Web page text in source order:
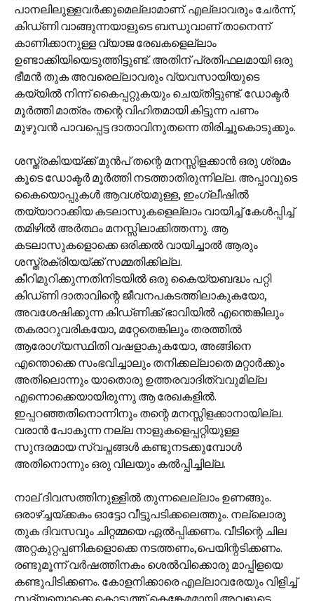
പാനലിലുള്ളവര്‍ക്കുമെല്ലാമാണ്. എല്ലാവരും ചേര്‍ന്ന്,
കിഡ്‌ണി വാങ്ങുന്നയാളുടെ ബന്ധുവാണ് താനെന്ന്
കാണിക്കാനുള്ള വ്യാജ രേഖകളെല്ലാം
ഉണ്ടാക്കിയിയെടുത്തിട്ടുണ്ട്. അതിന് പ്രതിഫലമായി ഒരു
ഭീമന്‍ തുക അവരെല്ലാവരും വ്യവസായിയുടെ
കയ്യില്‍ നിന്ന് കൈപ്പറ്റുകയും ചെയ്തിട്ടുണ്ട്. ഡോക്ടര്‍
മൂര്‍ത്തി മാത്രം തന്റെ വിഹിതമായി കിട്ടുന്ന പണം
മുഴുവന്‍ പാവപ്പെട്ട ദാതാവിനുതന്നെ തിരിച്ചുകൊടുക്കും.
ശസ്ത്രകിയയ്ക്ക് മുന്‍പ് തന്റെ മനസ്സിളക്കാന്‍ ഒരു ശ്രമം
കൂടെ ഡോക്ടര്‍ മൂര്‍ത്തി നടത്താതിരുന്നില്ല. അപ്പാവുടെ
കൈയൊപ്പുകള്‍ ആവശ്യമുള്ള, ഇംഗ്ലീഷില്‍
തയ്യാറാക്കിയ കടലാസുകളെല്ലാം വായിച്ച് കേള്‍പ്പിച്ച്
തമിഴില്‍ അര്‍ത്ഥം മനസ്സിലാക്കിത്തന്നു. ആ
കടലാസുകളൊക്കെ ഒരിക്കല്‍ വായിച്ചാല്‍ ആരും
ശസ്ത്രക്രിയയ്ക്ക് സമ്മതിക്കില്ല.
കീറിമുറിക്കുന്നതിനിടയില്‍ ഒരു കൈയ്യബദ്ധം പറ്റി
കിഡ്‌ണി ദാതാവിന്റെ ജീവനപകടത്തിലാകുകയോ,
അവശേഷിക്കുന്ന കിഡ്‌ണിക്ക് ഭാവിയില്‍ എന്തെങ്കിലും
തകരാറുവരികയോ, മറ്റേതെങ്കിലും തരത്തില്‍
ആരോഗ്യസ്ഥിതി വഷളാകുകയോ, അങ്ങിനെ
എന്തൊക്കെ സംഭവിച്ചാലും തനിക്കല്ലാതെ മറ്റാര്‍ക്കും
അതിലൊന്നും യാതൊരു ഉത്തരവാദിത്വവുമില്ല
എന്നൊക്കെയായിരുന്നു ആ രേഖകളില്‍.
ഇപ്പറഞ്ഞതിനൊന്നിനും തന്റെ മനസ്സിളക്കാനായില്ല.
വരാന്‍ പോകുന്ന നല്ല നാളുകളെപ്പറ്റിയുള്ള
സുന്ദരമായ സ്വപ്നങ്ങള്‍ കണ്ടുനടക്കുമ്പോള്‍
അതിനൊന്നും ഒരു വിലയും കല്‍പ്പിച്ചില്ല.
നാല് ദിവസത്തിനുള്ളില്‍ തുന്നലെല്ലാം ഉണങ്ങും.
ഒരാഴ്ച്ചയ്ക്കകം ഓട്ടോ വീട്ടുപടിക്കലെത്തും. നല്ലൊരു
തുക ദിവസവും ചിറ്റമ്മയെ ഏല്‍പ്പിക്കണം. വീടിന്റെ ചില
അറ്റകുറ്റപ്പണികളൊക്കെ നടത്തണം,പെയിന്റടിക്കണം.
രണ്ടുമൂന്ന് വര്‍ഷത്തിനകം ശെല്‍‌‌വിക്കൊരു മാപ്പിളയെ
കണ്ടുപിടിക്കണം. കോളനിക്കാരെ എല്ലാവരേയും വിളിച്ച്
സദ്യയൊക്കെ കൊടുത്ത് കെങ്കേമമായി അവളുടെ